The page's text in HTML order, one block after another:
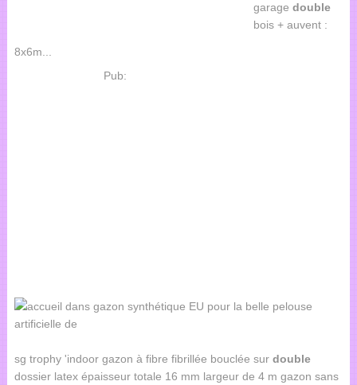
Pub:
garage double
bois + auvent :
8x6m...
sg trophy 'indoor gazon à fibre fibrillée bouclée sur double
dossier latex épaisseur totale 16 mm largeur de 4 m gazon sans